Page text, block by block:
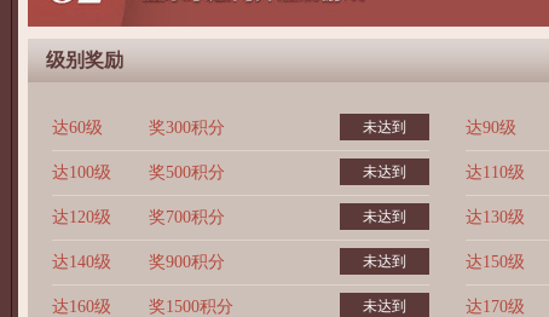
级别奖励
达60级 奖300积分 未达到 达90级
达100级 奖500积分 未达到 达110级
达120级 奖700积分 未达到 达130级
达140级 奖900积分 未达到 达150级
达160级 奖1500积分 未达到 达170级